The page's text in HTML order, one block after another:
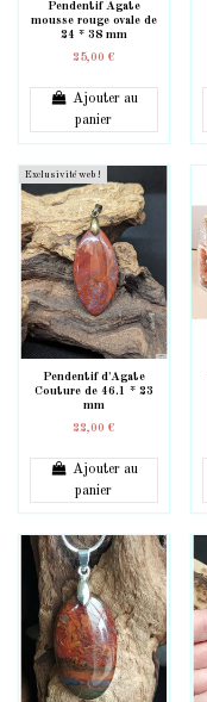
Pendentif Agate
mousse rouge ovale de
24 * 38 mm
25,00 €
Ajouter au
panier
Exclusivité web !
Pendentif d'Agate
Couture de 46.1 * 23
mm
22,00 €
Ajouter au
panier